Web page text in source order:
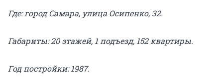
Где: город Самара, улица Осипенко, 32.
Габариты: 20 этажей, 1 подъезд, 152 квартиры.
Год постройки: 1987.